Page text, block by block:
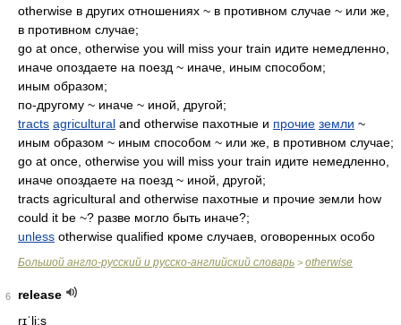
otherwise в других отношениях ~ в противном случае ~ или же,
в противном случае;
go at once, otherwise you will miss your train идите немедленно,
иначе опоздаете на поезд ~ иначе, иным способом;
иным образом;
по-другому ~ иначе ~ иной, другой;
tracts agricultural and otherwise пахотные и прочие земли ~
иным образом ~ иным способом ~ или же, в противном случае;
go at once, otherwise you will miss your train идите немедленно,
иначе опоздаете на поезд ~ иной, другой;
tracts agricultural and otherwise пахотные и прочие земли how
could it be ~? разве могло быть иначе?;
unless otherwise qualified кроме случаев, оговоренных особо
Большой англо-русский и русско-английский словарь > otherwise
6
release
rɪˈli:s